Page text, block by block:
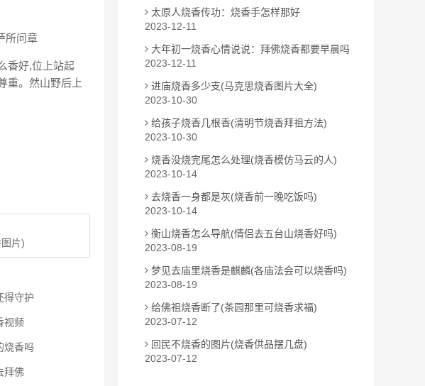
所问章
香好,位上站起
重。然山野后上
片)
得守护
视频
烧香吗
拜佛
太原人烧香传功：烧香手怎样那好
2023-12-11
大年初一烧香心情说说：拜佛烧香都要早晨吗
2023-12-11
进庙烧香多少支(马克思烧香图片大全)
2023-10-30
给孩子烧香几根香(清明节烧香拜祖方法)
2023-10-30
烧香没烧完尾怎么处理(烧香模仿马云的人)
2023-10-14
去烧香一身都是灰(烧香前一晚吃饭吗)
2023-10-14
衡山烧香怎么导航(情侣去五台山烧香好吗)
2023-08-19
梦见去庙里烧香是麒麟(各庙法会可以烧香吗)
2023-08-19
给佛祖烧香断了(茶园那里可烧香求福)
2023-07-12
回民不烧香的图片(烧香供品摆几盘)
2023-07-12